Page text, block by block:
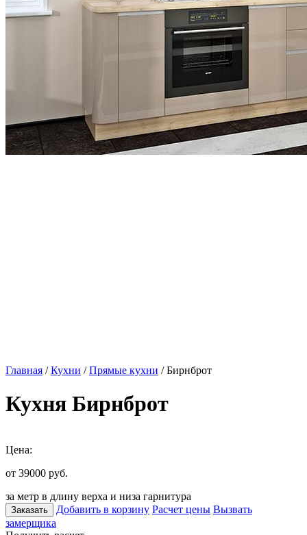
Главная /Кухни /Прямые кухни / Бирнброт
Кухня Бирнброт
Цена:
от 39000 руб.
за метр в длину верха и низа гарнитура
Заказать Добавить в корзину Расчет цены Вызвать
замерщика